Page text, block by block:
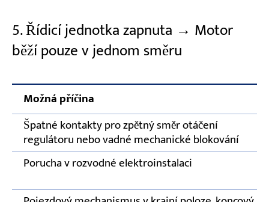
5. Řídicí jednotka zapnuta → Motor
běží pouze v jednom směru
Možná příčina
Špatné kontakty pro zpětný směr otáčení
regulátoru nebo vadné mechanické blokování
Porucha v rozvodné elektroinstalaci